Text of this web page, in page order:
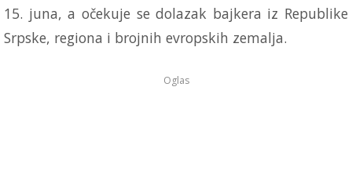
15. juna, a očekuje se dolazak bajkera iz Republike
Srpske, regiona i brojnih evropskih zemalja.
Oglas